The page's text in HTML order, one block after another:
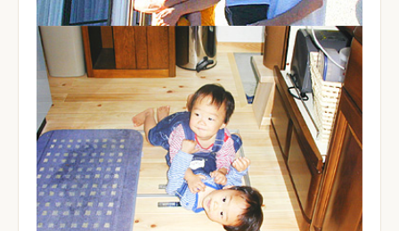
Q 設計プランはいかがでしたか？